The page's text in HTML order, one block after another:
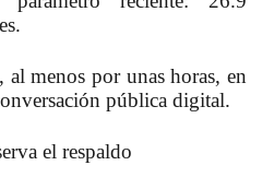
menos por unas horas, en
pública digital.
el respaldo